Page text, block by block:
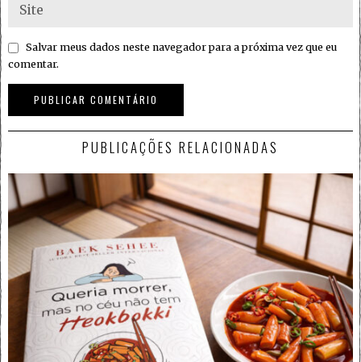
Salvar meus dados neste navegador para a próxima vez que eu
comentar.
PUBLICAÇÕES RELACIONADAS